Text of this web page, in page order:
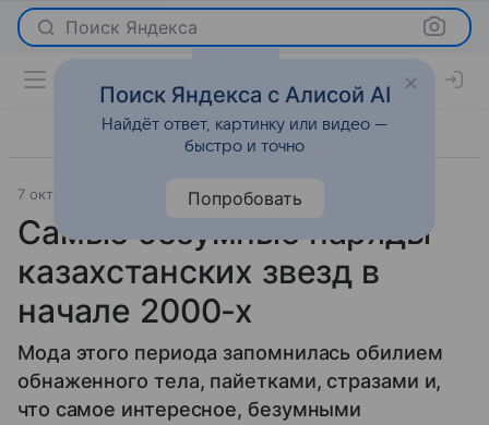
Поиск Яндекса
7 октября 2016 Comode.kz Новости
Самые безумные наряды
казахстанских звезд в
начале 2000-х
Мода этого периода запомнилась обилием
обнаженного тела, пайетками, стразами и,
что самое интересное, безумными
Поиск Яндекса с Алисой AI
Найдёт ответ, картинку или видео —
быстро и точно
Попробовать